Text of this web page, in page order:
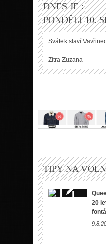
DNES JE :
PONDĚLÍ 10.
Svátek slaví
Zítra Zuzana
TIPY NA
20